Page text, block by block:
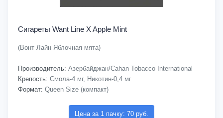
Сигареты Want Line X Apple Mint
(Вонт Лайн Яблочная мята)
Производитель: Азербайджан/Cahan Tobacco International
Крепость: Смола-4 мг, Никотин-0,4 мг
Формат: Queen Size (компакт)
Цена за 1 пачку: 70 руб.